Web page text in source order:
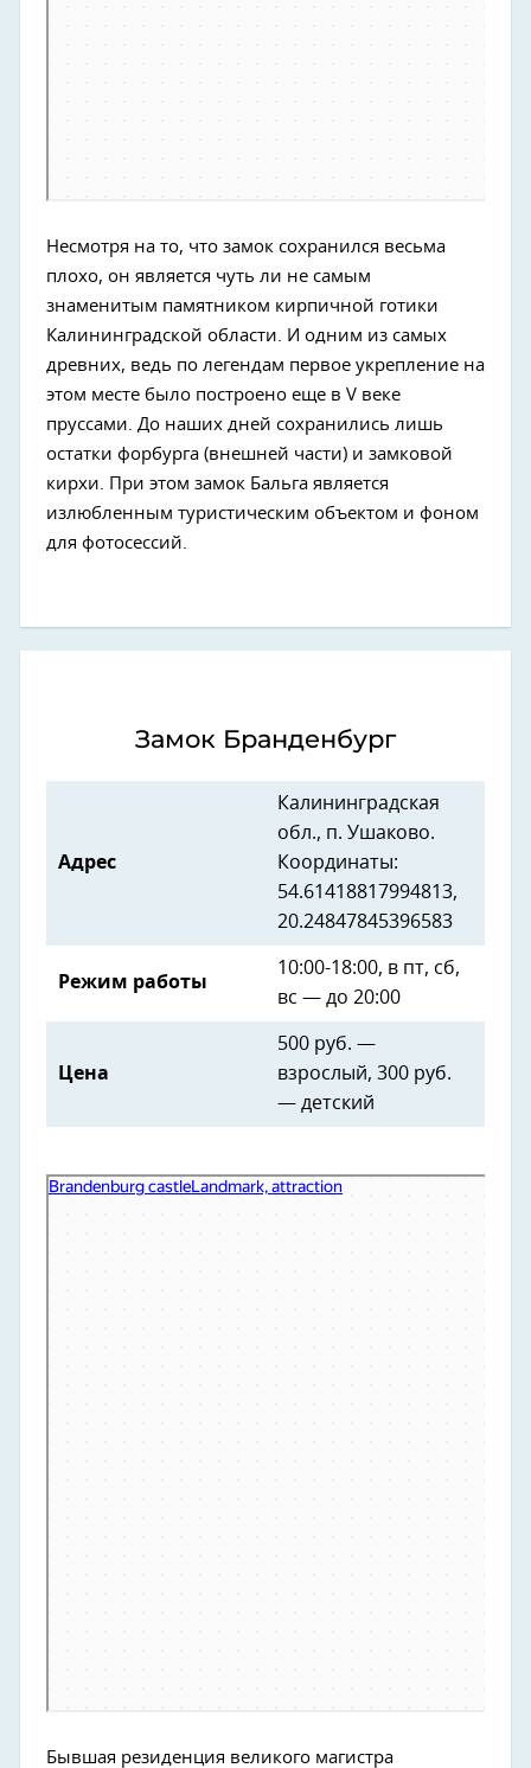
Несмотря на то, что замок сохранился весьма
плохо, он является чуть ли не самым
знаменитым памятником кирпичной готики
Калининградской области. И одним из самых
древних, ведь по легендам первое укрепление на
этом месте было построено еще в V веке
пруссами. До наших дней сохранились лишь
остатки форбурга (внешней части) и замковой
кирхи. При этом замок Бальга является
излюбленным туристическим объектом и фоном
для фотосессий.
Замок Бранденбург
Адрес
Калининградская
обл., п. Ушаково.
Координаты:
54.61418817994813,
20.24847845396583
Режим работы
10:00-18:00, в пт, сб,
вс — до 20:00
Цена
500 руб. —
взрослый, 300 руб.
— детский
Руины замка Бранденбург
Бывшая резиденция великого магистра